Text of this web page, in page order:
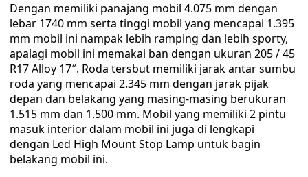
Dengan memiliki panajang mobil 4.075 mm dengan
lebar 1740 mm serta tinggi mobil yang mencapai 1.395
mm mobil ini nampak lebih ramping dan lebih sporty,
apalagi mobil ini memakai ban dengan ukuran 205 / 45
R17 Alloy 17″. Roda tersbut memiliki jarak antar sumbu
roda yang mencapai 2.345 mm dengan jarak pijak
depan dan belakang yang masing-masing berukuran
1.515 mm dan 1.500 mm. Mobil yang memiliki 2 pintu
masuk interior dalam mobil ini juga di lengkapi
dengan Led High Mount Stop Lamp untuk bagin
belakang mobil ini.